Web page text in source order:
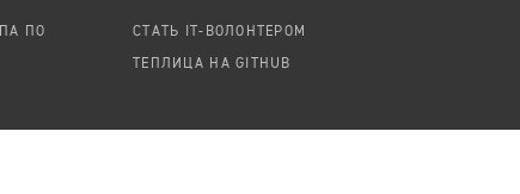
ПО
СТАТЬ IT-ВОЛОНТЕРОМ
ТЕПЛИЦА НА GITHUB